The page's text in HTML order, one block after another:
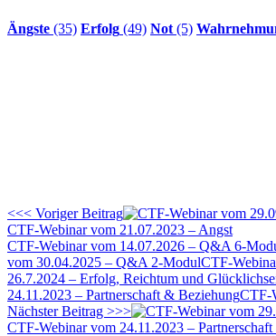
Ängste (35) Erfolg (49) Not (5)
<<< Voriger Beitrag
CTF-Webinar vom 21.07.2023 – Angst
CTF-Webinar vom 14.07.2026 – Q&A 6-
vom 30.04.2025 – Q&A 2-ModulCTF-
26.7.2024 – Erfolg, Reichtum und
24.11.2023 – Partnerschaft & BeziehungCTF-
Nächster Beitrag >>>
CTF-Webinar vom 24.11.2023 –